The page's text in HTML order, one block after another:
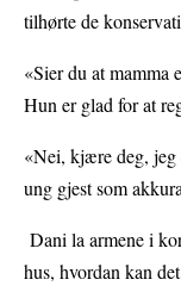
tilhørte de
«Sier du at mamma
Hun er glad for at
«Nei, kjære deg, jeg
ung gjest som
Dani la armene i
hus, hvordan kan